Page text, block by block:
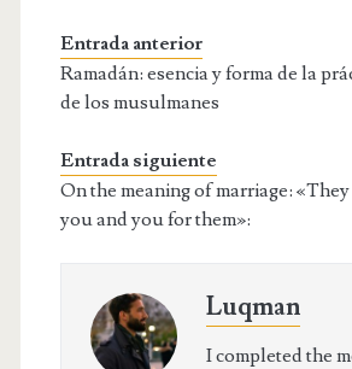
Entrada anterior
Ramadán: esencia y forma de la
de los musulmanes
Entrada siguiente
On the meaning of marriage:
you and you for them»:
Luqman
I completed the